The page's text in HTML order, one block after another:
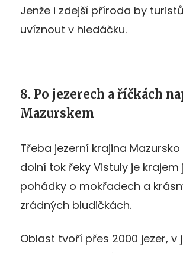
Jenže i zdejší příroda by
uvíznout v hledáčku.
8. Po jezerech a říčkách
Mazurskem
Třeba jezerní krajina
dolní tok řeky Vistuly je krajem
pohádky o mokřadech a
zrádných bludičkách.
Oblast tvoří přes 2000 jezer, v